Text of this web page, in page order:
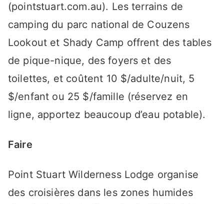
(pointstuart.com.au). Les terrains de
camping du parc national de Couzens
Lookout et Shady Camp offrent des tables
de pique-nique, des foyers et des
toilettes, et coûtent 10 $/adulte/nuit, 5
$/enfant ou 25 $/famille (réservez en
ligne, apportez beaucoup d’eau potable).
Faire
Point Stuart Wilderness Lodge organise
des croisières dans les zones humides